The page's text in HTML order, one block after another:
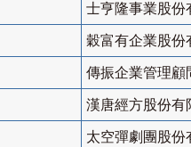
士亨隆事業股份
穀富有企業股份
傳振企業管理顧
漢唐經方股份有
太空彈劇團股份